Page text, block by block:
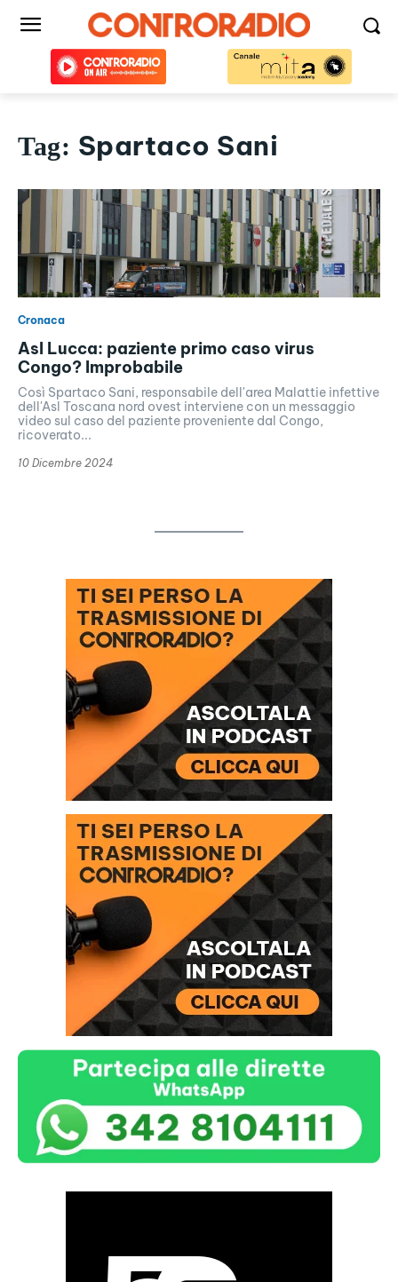
Tag: Spartaco Sani
Cronaca
Asl Lucca: paziente primo caso virus
Congo? Improbabile
Così Spartaco Sani, responsabile dell'area Malattie infettive
dell'Asl Toscana nord ovest interviene con un messaggio
video sul caso del paziente proveniente dal Congo,
ricoverato...
10 Dicembre 2024